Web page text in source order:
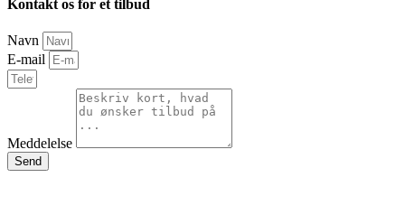
Kontakt os for et tilbud
Navn
E-mail
Meddelelse
Send